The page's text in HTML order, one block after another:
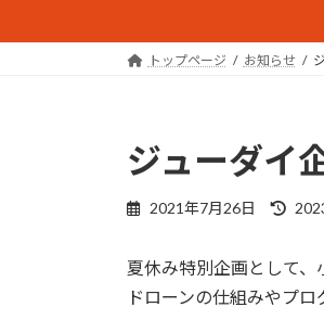
プ
動
トップページ お知らせ
ジューダイ
2021年7月26日
最
新
日
夏休み特別企画として、
ドローンの仕組みやプ